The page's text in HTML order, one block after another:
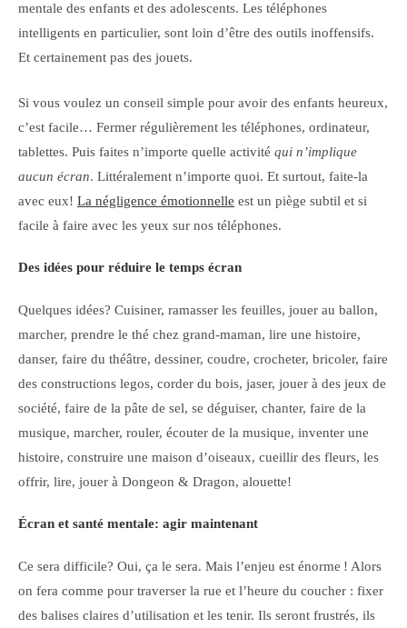
mentale des enfants et des adolescents. Les téléphones
intelligents en particulier, sont loin d’être des outils inoffensifs.
Et certainement pas des jouets.
Si vous voulez un conseil simple pour avoir des enfants heureux,
c’est facile… Fermer régulièrement les téléphones, ordinateur,
tablettes. Puis faites n’importe quelle activité qui n’implique
aucun écran. Littéralement n’importe quoi. Et surtout, faite-la
avec eux! La négligence émotionnelle est un piège subtil et si
facile à faire avec les yeux sur nos téléphones.
Des idées pour réduire le temps écran
Quelques idées? Cuisiner, ramasser les feuilles, jouer au ballon,
marcher, prendre le thé chez grand-maman, lire une histoire,
danser, faire du théâtre, dessiner, coudre, crocheter, bricoler, faire
des constructions legos, corder du bois, jaser, jouer à des jeux de
société, faire de la pâte de sel, se déguiser, chanter, faire de la
musique, marcher, rouler, écouter de la musique, inventer une
histoire, construire une maison d’oiseaux, cueillir des fleurs, les
offrir, lire, jouer à Dongeon & Dragon, alouette!
Écran et santé mentale: agir maintenant
Ce sera difficile? Oui, ça le sera. Mais l’enjeu est énorme ! Alors
on fera comme pour traverser la rue et l’heure du coucher : fixer
des balises claires d’utilisation et les tenir. Ils seront frustrés, ils